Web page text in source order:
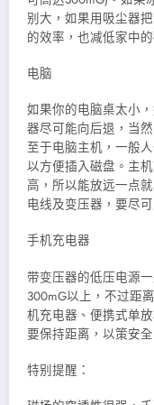
别大，如果用吸尘器
的效率，也减低家中的
电脑
如果你的电脑桌太小
器尽可能向后退，当
至于电脑主机，一般
以方便插入磁盘。主
高，所以能放远一点
电线及变压器，要尽
手机充电器
带变压器的低压电源
300mG以上，不过距
机充电器、便携式单
要保持距离，以策安全
特别提醒：